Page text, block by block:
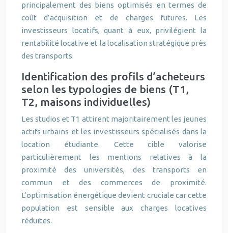
principalement des biens optimisés en termes de
coût d’acquisition et de charges futures. Les
investisseurs locatifs, quant à eux, privilégient la
rentabilité locative et la localisation stratégique près
des transports.
Identification des profils d’acheteurs
selon les typologies de biens (T1,
T2, maisons individuelles)
Les studios et T1 attirent majoritairement les jeunes
actifs urbains et les investisseurs spécialisés dans la
location étudiante. Cette cible valorise
particulièrement les mentions relatives à la
proximité des universités, des transports en
commun et des commerces de proximité.
L’optimisation énergétique devient cruciale car cette
population est sensible aux charges locatives
réduites.